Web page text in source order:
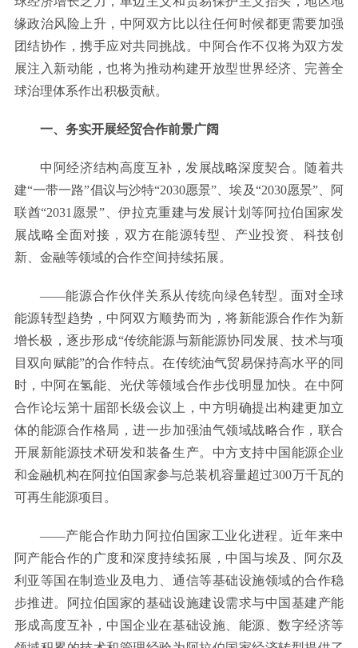
缘政治风险上升，中阿双方比以往任何时候都更需要加强
团结协作，携手应对共同挑战。中阿合作不仅将为双方发
展注入新动能，也将为推动构建开放型世界经济、完善全
球治理体系作出积极贡献。
一、务实开展经贸合作前景广阔
中阿经济结构高度互补，发展战略深度契合。随着共
建“一带一路”倡议与沙特“2030愿景”、埃及“2030愿景”、阿
联酋“2031愿景”、伊拉克重建与发展计划等阿拉伯国家发
展战略全面对接，双方在能源转型、产业投资、科技创
新、金融等领域的合作空间持续拓展。
——能源合作伙伴关系从传统向绿色转型。面对全球
能源转型趋势，中阿双方顺势而为，将新能源合作作为新
增长极，逐步形成“传统能源与新能源协同发展、技术与项
目双向赋能”的合作特点。在传统油气贸易保持高水平的同
时，中阿在氢能、光伏等领域合作步伐明显加快。在中阿
合作论坛第十届部长级会议上，中方明确提出构建更加立
体的能源合作格局，进一步加强油气领域战略合作，联合
开展新能源技术研发和装备生产。中方支持中国能源企业
和金融机构在阿拉伯国家参与总装机容量超过300万千瓦的
可再生能源项目。
——产能合作助力阿拉伯国家工业化进程。近年来中
阿产能合作的广度和深度持续拓展，中国与埃及、阿尔及
利亚等国在制造业及电力、通信等基础设施领域的合作稳
步推进。阿拉伯国家的基础设施建设需求与中国基建产能
形成高度互补，中国企业在基础设施、能源、数字经济等